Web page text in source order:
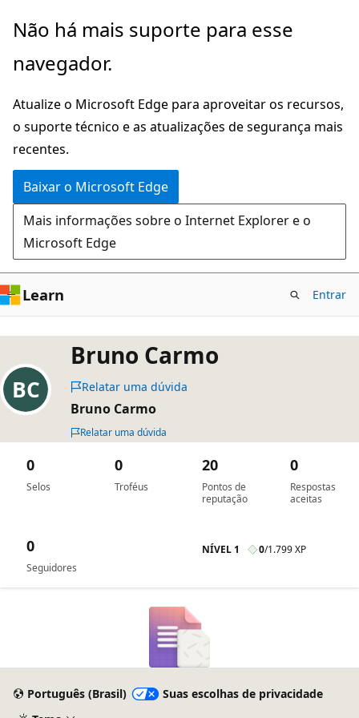
Pular
o
principal
Não há mais suporte para esse
navegador.
Atualize o Microsoft Edge para aproveitar os recursos,
o suporte técnico e as atualizações de segurança mais
recentes.
Baixar o Microsoft Edge
Mais informações sobre o Internet Explorer e o
Microsoft Edge
Learn Entrar
Bruno Carmo
Relatar uma dúvida
Bruno Carmo
Relatar uma dúvida
Selos
0
Troféus
0
Pontos de
reputação
20
Respostas
aceitas
0
Seguidores
0 NÍVEL 1 0/1.799 XP
Português (Brasil)
Suas escolhas de privacidade